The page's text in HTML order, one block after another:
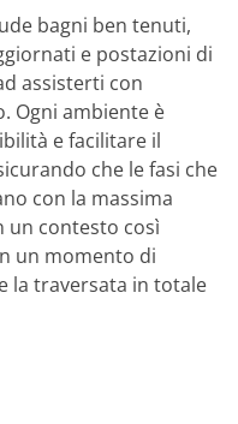
bagni ben tenuti,
e postazioni di
assisterti con
Ogni ambiente è
e facilitare il
che le fasi che
con la massima
un contesto così
un momento di
la traversata in totale